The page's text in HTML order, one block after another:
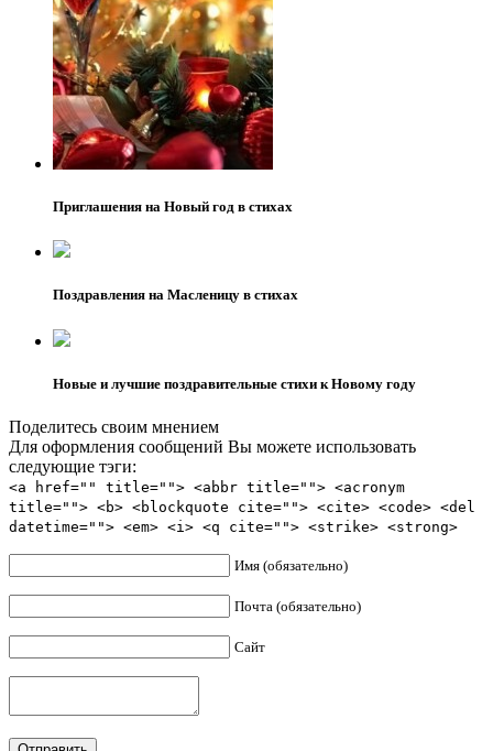
Приглашения на Новый год в стихах
Поздравления на Масленицу в стихах
Новые и лучшие поздравительные стихи к Новому году
Поделитесь своим мнением
Для оформления сообщений Вы можете использовать
следующие тэги:
<a href="" title=""> <abbr title=""> <acronym
title=""> <b> <blockquote cite=""> <cite> <code> <del
datetime=""> <em> <i> <q cite=""> <strike> <strong>
Имя (обязательно)
Почта (обязательно)
Сайт